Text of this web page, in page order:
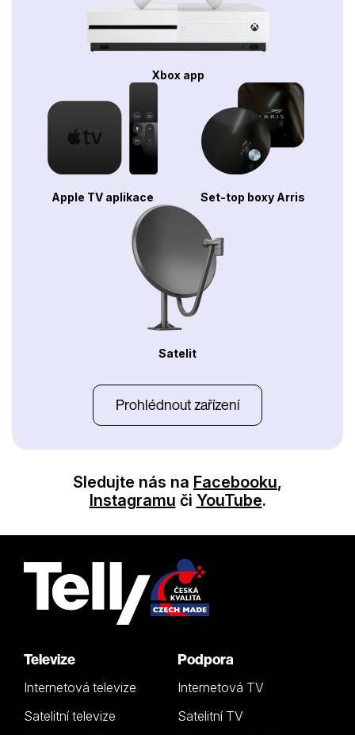
Xbox app
Apple TV aplikace Set-top boxy Arris
Satelit
Prohlédnout zařízení
Sledujte nás na Facebooku,
Instagramu či YouTube.
Televize
Internetová televize
Satelitní televize
Podpora
Internetová TV
Satelitní TV